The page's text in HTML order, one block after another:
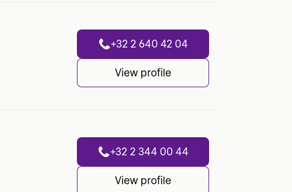
+32 2 640 42 04
View profile
+32 2 344 00 44
View profile